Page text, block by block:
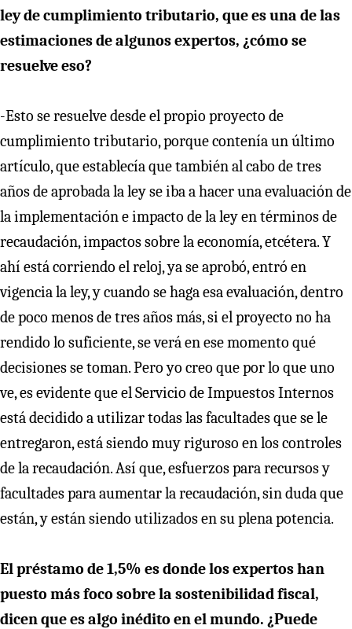
ley de cumplimiento tributario, que es una de las
estimaciones de algunos expertos, ¿cómo se
resuelve eso?
-Esto se resuelve desde el propio proyecto de
cumplimiento tributario, porque contenía un último
artículo, que establecía que también al cabo de tres
años de aprobada la ley se iba a hacer una evaluación de
la implementación e impacto de la ley en términos de
recaudación, impactos sobre la economía, etcétera. Y
ahí está corriendo el reloj, ya se aprobó, entró en
vigencia la ley, y cuando se haga esa evaluación, dentro
de poco menos de tres años más, si el proyecto no ha
rendido lo suficiente, se verá en ese momento qué
decisiones se toman. Pero yo creo que por lo que uno
ve, es evidente que el Servicio de Impuestos Internos
está decidido a utilizar todas las facultades que se le
entregaron, está siendo muy riguroso en los controles
de la recaudación. Así que, esfuerzos para recursos y
facultades para aumentar la recaudación, sin duda que
están, y están siendo utilizados en su plena potencia.
El préstamo de 1,5% es donde los expertos han
puesto más foco sobre la sostenibilidad fiscal,
dicen que es algo inédito en el mundo. ¿Puede